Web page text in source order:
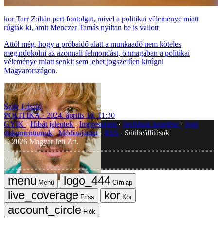
Tarr Zoltán pert fontolgat, mivel a politikai véleménye miatt
rúgták ki, amit Menczer Tamás nyíltan be is vallott
Attól még, hogy a próbaidő alatt a munkaadó nem köteles
megindokolni az azonnali felmondást, önmagában a politikai
véleménye miatt senkit sem lehet jogszerűen kirúgni
Magyarországon.
Szily László
POLITIKA
2024. április 10. 11:30
GYIK Hibát jelentek Impresszum Javítások kezelése
Jogi
dokumentumok Médiaajánlat RSS
Sütibeállítások
©2026Magyar Jeti Zrt.
Vége
Menü
Címlap
Friss
Kör
Fiók